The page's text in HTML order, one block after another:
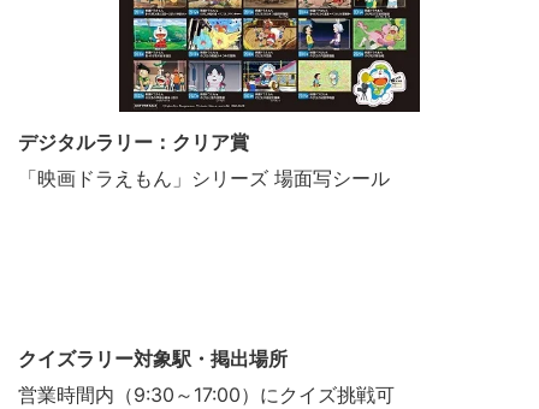
デジタルラリー：クリア賞
「映画ドラえもん」シリーズ 場面写シール
クイズラリー対象駅・掲出場所
営業時間内（9:30～17:00）にクイズ挑戦可